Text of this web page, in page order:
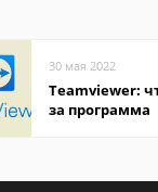
30 мая 2022
Teamviewer:
за программа